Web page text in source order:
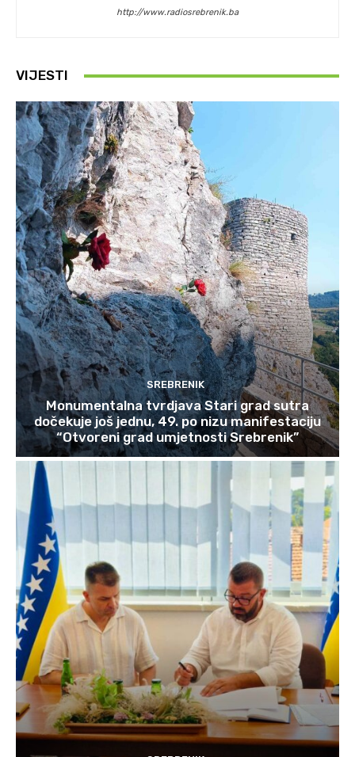
http://www.radiosrebrenik.ba
VIJESTI
SREBRENIK
Monumentalna tvrdjava Stari grad sutra
dočekuje još jednu, 49. po nizu manifestaciju
“Otvoreni grad umjetnosti Srebrenik”